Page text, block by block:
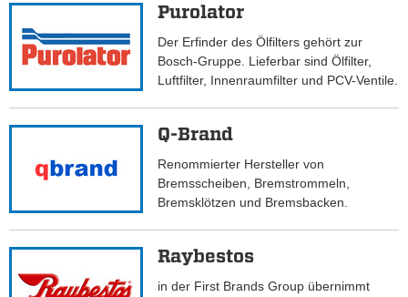
Purolator
Der Erfinder des Ölfilters gehört zur
Bosch-Gruppe. Lieferbar sind Ölfilter,
Luftfilter, Innenraumfilter und PCV-Ventile.
Q-Brand
Renommierter Hersteller von
Bremsscheiben, Bremstrommeln,
Bremsklötzen und Bremsbacken.
Raybestos
in der First Brands Group übernimmt